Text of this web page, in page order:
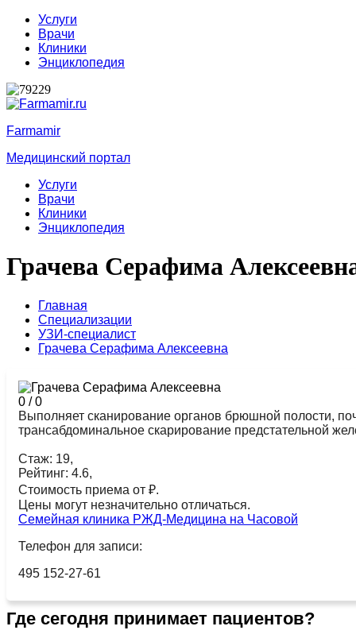
Услуги
Врачи
Клиники
Энциклопедия
Farmamir
Медицинский портал
Услуги
Врачи
Клиники
Энциклопедия
Грачева Серафима
Главная
Специализации
УЗИ-специалист
Грачева Серафима Алексеевна
0 /0
Выполняет сканирование органов брюшной полости,
трансабдоминальное скарирование предстательной
Стаж: 19,
Рейтинг: 4.6,
Стоимость приема от ₽.
Цены могут незначительно отличаться.
Семейная клиника РЖД-Медицина на Часовой
Телефон для записи:
495 152-27-61
Где сегодня принимает пациентов?